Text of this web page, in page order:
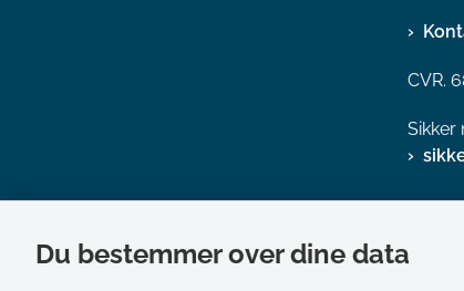
CVR.
Sikker
Du bestemmer over dine data